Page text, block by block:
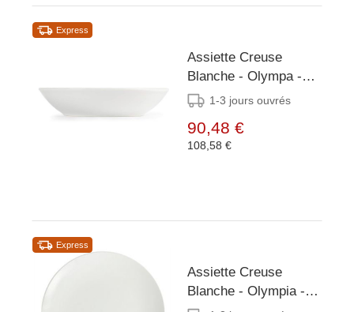
Express
Assiette Creuse
Blanche - Olympa -
260mm - 6 Pièces
1-3 jours ouvrés
90,48 €
108,58 €
Express
Assiette Creuse
Blanche - Olympia -